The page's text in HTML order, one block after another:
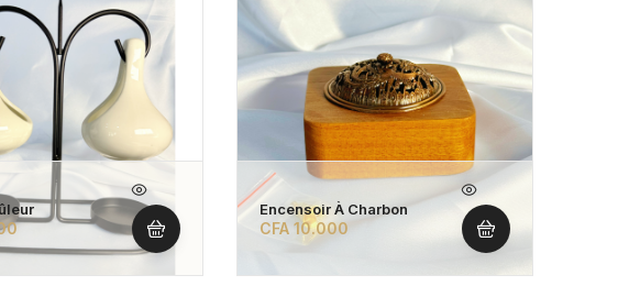
Encensoir À Charbon
CFA 10.000